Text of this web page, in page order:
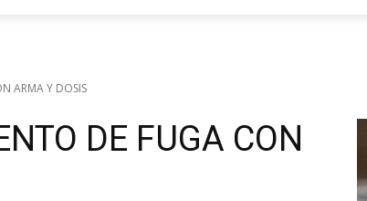
ARMA Y DOSIS
DE FUGA CON